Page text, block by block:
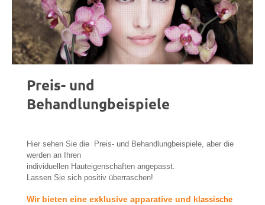
Preis- und
Behandlungbeispiele
Hier sehen Sie die Preis- und Behandlungbeispiele, aber die
werden an Ihren
individuellen Hauteigenschaften angepasst.
Lassen Sie sich positiv überraschen!
Wir bieten eine exklusive apparative und k lassische